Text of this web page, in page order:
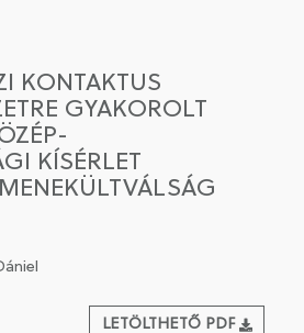
KONTAKTUS
GYAKOROLT
KÍSÉRLET
LETÖLTHETŐ PDF